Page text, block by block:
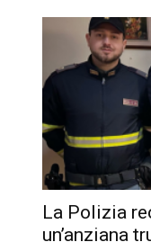
La Polizia
un’anziana